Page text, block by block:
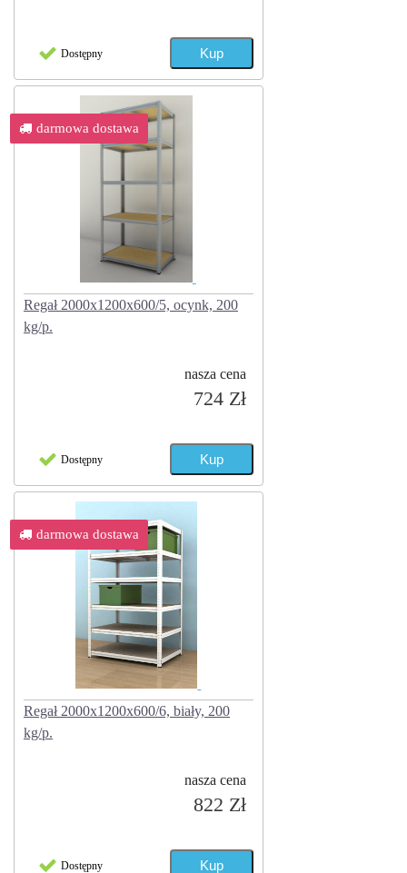
Dostępny
Regał 2000x1200x600/5, ocynk, 200
kg/p.
nasza cena
724 Zł
Dostępny
darmowa dostawa
Regał 2000x1200x600/6, biały, 200
kg/p.
nasza cena
822 Zł
Dostępny
darmowa dostawa